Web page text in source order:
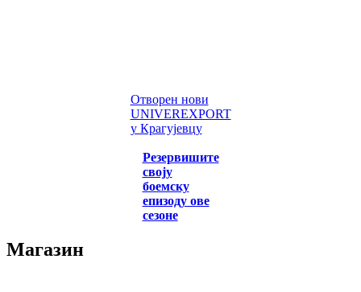
Отворен нови
UNIVEREXPORT
у Крагујевцу
Резервишите
своју
боемску
епизоду ове
сезоне
Магазин